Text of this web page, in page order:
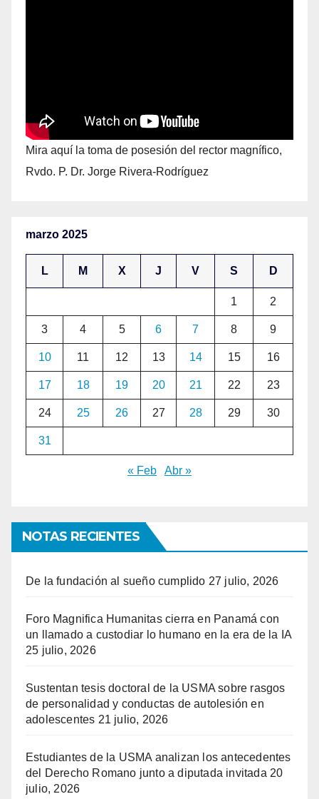
Mira aquí la toma de posesión del rector magnífico,
Rvdo. P. Dr. Jorge Rivera-Rodríguez
marzo 2025
L M X J V S D
1 2
3 4 5 6 7 8 9
10 11 12 13 14 15 16
17 18 19 20 21 22 23
24 25 26 27 28 29 30
31
« Feb Abr »
NOTAS RECIENTES
De la fundación al sueño cumplido 27 julio, 2026
Foro Magnifica Humanitas cierra en Panamá con
un llamado a custodiar lo humano en la era de la IA
25 julio, 2026
Sustentan tesis doctoral de la USMA sobre rasgos
de personalidad y conductas de autolesión en
adolescentes 21 julio, 2026
Estudiantes de la USMA analizan los antecedentes
del Derecho Romano junto a diputada invitada 20
julio, 2026